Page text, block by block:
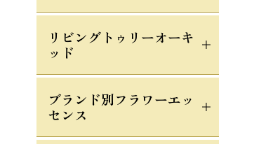
リビングトゥリーオーキ
ッド
ブランド別フラワーエッ
センス